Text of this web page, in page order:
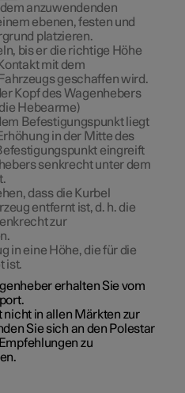
anzuwendenden
ebenen, festen und
platzieren.
bis er die richtige Höhe
mit dem
geschaffen wird.
Kopf des Wagenhebers
Hebearme)
Befestigungspunkt liegt
in der Mitte des
eingreift
senkrecht unter dem
dass die Kurbel
entfernt ist, d. h. die
zur
in eine Höhe, die für die
ist.
erhalten Sie vom
nicht in allen Märkten zur
Sie sich an den Polestar
zu